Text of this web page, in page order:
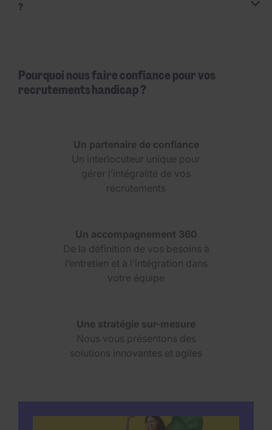
?
Pourquoi nous faire confiance pour vos
recrutements handicap ?
Un partenaire de confiance
Un interlocuteur unique pour
gérer l’intégralité de vos
recrutements
Un accompagnement 360
De la définition de vos besoins à
l’entretien et à l’intégration dans
votre équipe
Une stratégie sur-mesure
Nous vous présentons des
solutions innovantes et agiles